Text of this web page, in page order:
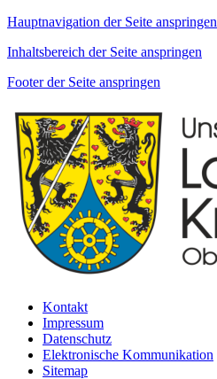
Hauptnavigation der Seite anspringen
Inhaltsbereich der Seite anspringen
Footer der Seite anspringen
Kontakt
Impressum
Datenschutz
Elektronische Kommunikation
Sitemap